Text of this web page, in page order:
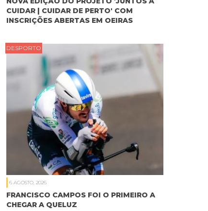
CUIDAR | CUIDAR DE PERTO' COM
INSCRIÇÕES ABERTAS EM OEIRAS
DESPORTO
6 AGOSTO, 2026
FRANCISCO CAMPOS FOI O PRIMEIRO A
CHEGAR A QUELUZ